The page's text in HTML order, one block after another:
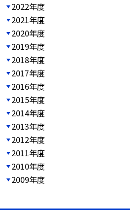
2022年度
2021年度
2020年度
2019年度
2018年度
2017年度
2016年度
2015年度
2014年度
2013年度
2012年度
2011年度
2010年度
2009年度